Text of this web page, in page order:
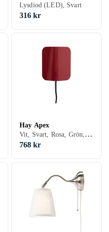
Lysdiod (LED), Svart
316 kr
Hay Apex
Vit, Svart, Rosa, Grön, Blå, Röd
768 kr